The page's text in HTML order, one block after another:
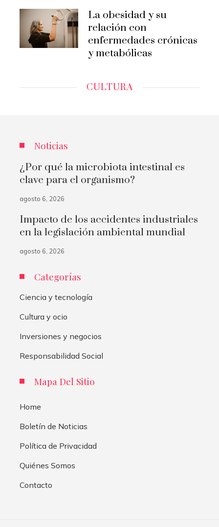
La obesidad y su
relación con
enfermedades crónicas
y metabólicas
CULTURA
Noticias
¿Por qué la microbiota intestinal es
clave para el organismo?
agosto 6, 2026
Impacto de los accidentes industriales
en la legislación ambiental mundial
agosto 6, 2026
Categorías
Ciencia y tecnología
Cultura y ocio
Inversiones y negocios
Responsabilidad Social
Mapa Del Sitio
Home
Boletín de Noticias
Política de Privacidad
Quiénes Somos
Contacto